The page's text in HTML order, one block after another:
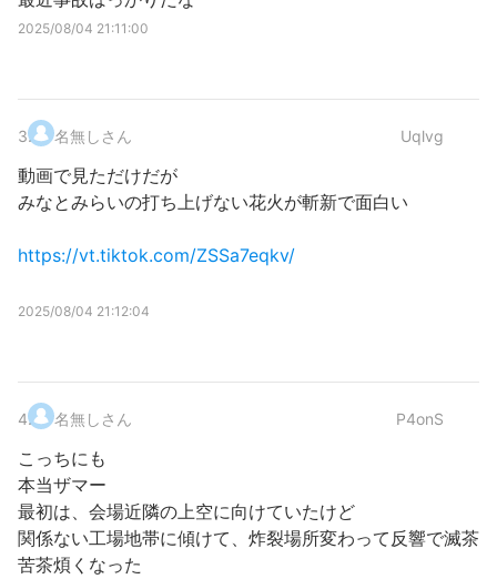
2025/08/04 21:11:00
3. 名無しさん Uqlvg
動画で見ただけだが
みなとみらいの打ち上げない花火が斬新で面白い
https://vt.tiktok.com/ZSSa7eqkv/
2025/08/04 21:12:04
4. 名無しさん P4onS
こっちにも
本当ザマー
最初は、会場近隣の上空に向けていたけど
関係ない工場地帯に傾けて、炸裂場所変わって反響で滅茶
苦茶煩くなった